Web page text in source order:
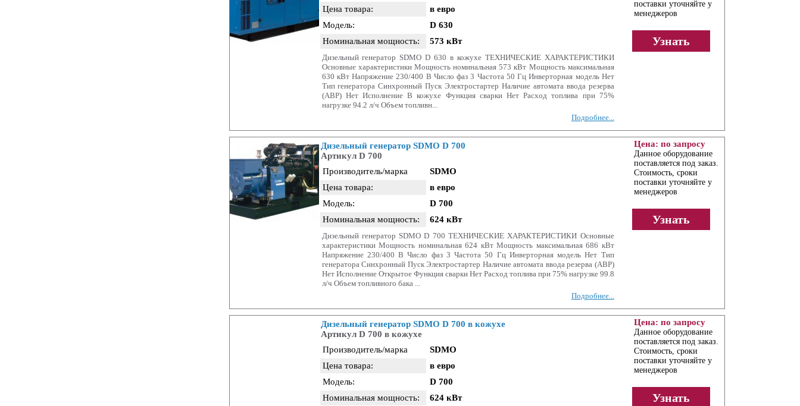
поставки уточняйте у
менеджеров
Узнать
Цена товара:
в евро
Модель:
D 630
Номинальная мощность:
573 кВт
Дизельный генератор SDMO D 630 в кожухе ТЕХНИЧЕСКИЕ ХАРАКТЕРИСТИКИ
Основные характеристики Мощность номинальная 573 кВт Мощность максимальная
630 кВт Напряжение 230/400 В Число фаз 3 Частота 50 Гц Инверторная модель Нет
Тип генератора Синхронный Пуск Электростартер Наличие автомата ввода резерва
(АВР) Нет Исполнение В кожухе Функция сварки Нет Расход топлива при 75%
нагрузке 94.2 л/ч Объем топливн...
Подробнее...
Цена: по запросу
Данное оборудование
поставляется под заказ.
Стоимость, сроки
поставки уточняйте у
менеджеров
Узнать
Дизельный генератор SDMO D 700
Артикул D 700
Производитель/марка
SDMO
Цена товара:
в евро
Модель:
D 700
Номинальная мощность:
624 кВт
Дизельный генератор SDMO D 700 ТЕХНИЧЕСКИЕ ХАРАКТЕРИСТИКИ Основные
характеристики Мощность номинальная 624 кВт Мощность максимальная 686 кВт
Напряжение 230/400 В Число фаз 3 Частота 50 Гц Инверторная модель Нет Тип
генератора Синхронный Пуск Электростартер Наличие автомата ввода резерва (АВР)
Нет Исполнение Открытое Функция сварки Нет Расход топлива при 75% нагрузке 99.8
л/ч Объем топливного бака ...
Подробнее...
Цена: по запросу
Данное оборудование
поставляется под заказ.
Стоимость, сроки
поставки уточняйте у
менеджеров
Узнать
Дизельный генератор SDMO D 700 в кожухе
Артикул D 700 в кожухе
Производитель/марка
SDMO
Цена товара:
в евро
Модель:
D 700
Номинальная мощность:
624 кВт